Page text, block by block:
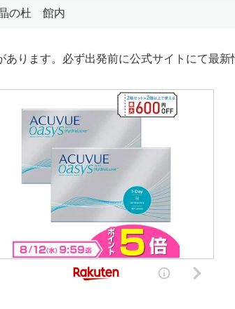
の杜 館内
ります。必ず出発前に公式サイトにて最新